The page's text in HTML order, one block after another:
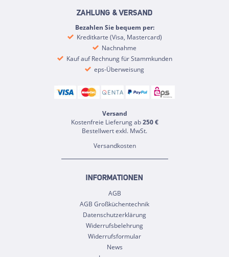
ZAHLUNG & VERSAND
Bezahlen Sie bequem per:
Kreditkarte (Visa, Mastercard)
Nachnahme
Kauf auf Rechnung für Stammkunden
eps-Überweisung
Versand
Kostenfreie Lieferung ab250 €
Bestellwert exkl. MwSt.
Versandkosten
INFORMATIONEN
AGB
AGB Großküchentechnik
Datenschutzerklärung
Widerrufsbelehrung
Widerrufsformular
News